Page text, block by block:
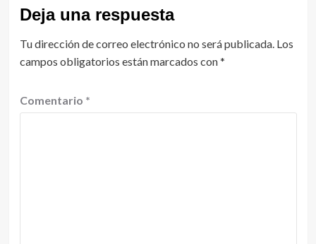
Deja una respuesta
Tu dirección de correo electrónico no será publicada. Los
campos obligatorios están marcados con*
Comentario *